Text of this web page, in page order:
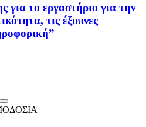
για το εργαστήριο για την
τις έξυπνες